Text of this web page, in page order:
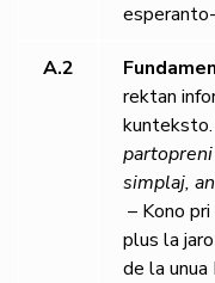
A.2
rektan
simplaj,
– Kono
plus la
de la unua